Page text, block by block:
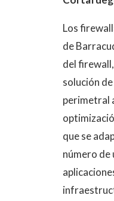
Los
de
del
solución
perimetral
que se
número de